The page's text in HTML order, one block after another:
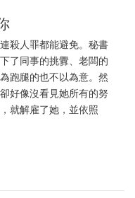
殺人罪都能避免。秘書
了同事的挑釁、老闆的
跑腿的也不以為意。然
好像沒看見她所有的努
就解雇了她，並依照